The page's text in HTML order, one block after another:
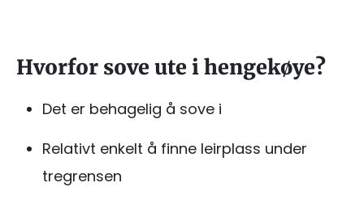
Hvorfor sove ute i hengekøye?
Det er behagelig å sove i
Relativt enkelt å finne leirplass under
tregrensen